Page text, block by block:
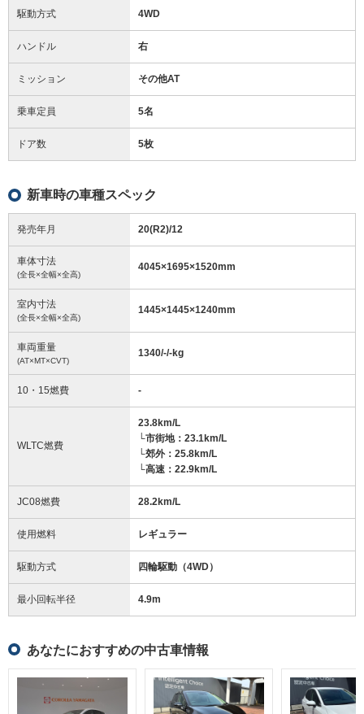
駆動方式 4WD
ハンドル 右
ミッション その他AT
乗車定員 5名
ドア数 5枚
新車時の車種スペック
発売年月 20(R2)/12
車体寸法
(全長×全幅×全高)
4045×1695×1520mm
室内寸法
(全長×全幅×全高)
1445×1445×1240mm
車両重量
(AT×MT×CVT)
1340/-/-kg
10・15燃費 -
WLTC燃費
23.8km/L
└市街地：23.1km/L
└郊外：25.8km/L
└高速：22.9km/L
JC08燃費 28.2km/L
使用燃料 レギュラー
駆動方式 四輪駆動（4WD）
最小回転半径 4.9m
あなたにおすすめの中古車情報